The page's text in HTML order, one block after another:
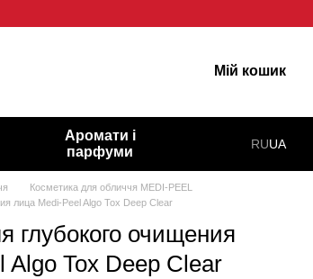
Мій кошик
Аромати і
парфуми
RUUA
Косметика для обличчя MEDI-PEEL
лица Medi-Peel Algo Tox Deep Clear
глубокого очищения
Algo Tox Deep Clear